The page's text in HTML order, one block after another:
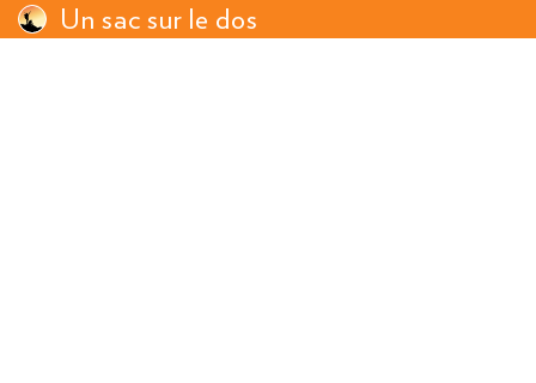
Un sac sur le dos